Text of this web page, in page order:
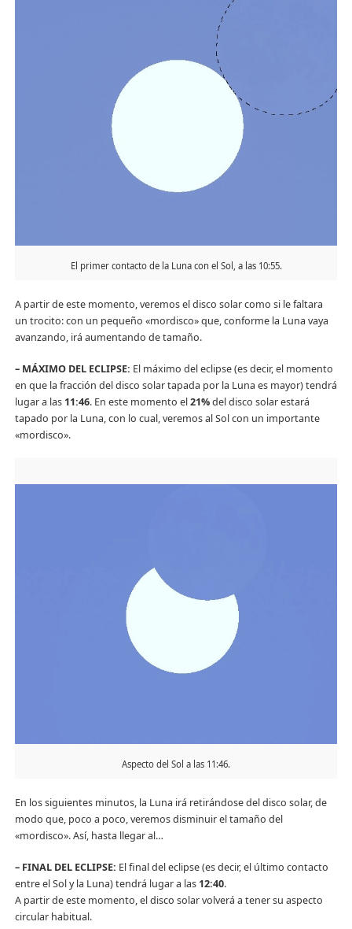
El primer contacto de la Luna con el Sol, a las 10:55.
A partir de este momento, veremos el disco solar como si le faltara
un trocito: con un pequeño «mordisco» que, conforme la Luna vaya
avanzando, irá aumentando de tamaño.
– MÁXIMO DEL ECLIPSE: El máximo del eclipse (es decir, el momento
en que la fracción del disco solar tapada por la Luna es mayor) tendrá
lugar a las 11:46. En este momento el21%del disco solar estará
tapado por la Luna, con lo cual, veremos al Sol con un importante
«mordisco».
Aspecto del Sol a las 11:46.
En los siguientes minutos, la Luna irá retirándose del disco solar, de
modo que, poco a poco, veremos disminuir el tamaño del
«mordisco». Así, hasta llegar al…
– FINAL DEL ECLIPSE: El final del eclipse (es decir, el último contacto
entre el Sol y la Luna) tendrá lugar a las 12:40.
A partir de este momento, el disco solar volverá a tener su aspecto
circular habitual.